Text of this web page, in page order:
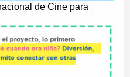
de Cine para